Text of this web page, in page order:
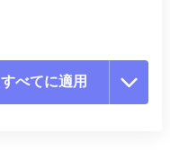
すべてに適用